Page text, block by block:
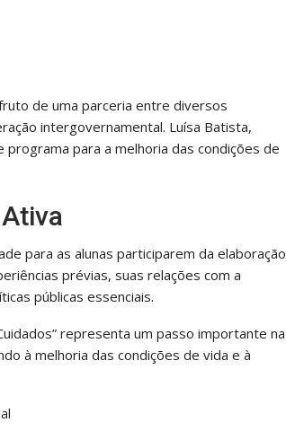
de uma parceria entre diversos
intergovernamental. Luísa Batista,
para a melhoria das condições de
para as alunas participarem da elaboração
prévias, suas relações com a
públicas essenciais.
representa um passo importante na
à melhoria das condições de vida e à